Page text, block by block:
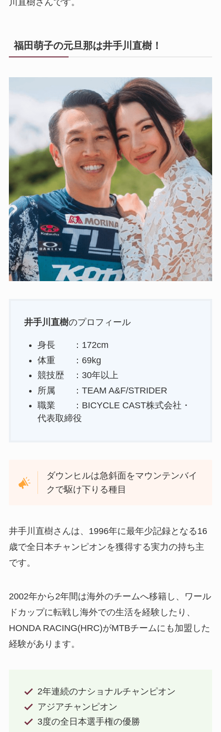
川直樹さんです。
福田萌子の元旦那は井手川直樹！
井手川直樹のプロフィール
身長 ：172cm
体重 ：69kg
競技歴 ：30年以上
所属 ：TEAM A&F/STRIDER
職業 ：BICYCLE CAST株式会社・
代表取締役
ダウンヒルは急斜面をマウンテンバイ
クで駆け下りる種目
井手川直樹さんは、1996年に最年少記録となる16
歳で全日本チャンピオンを獲得する実力の持ち主
です。
2002年から2年間は海外のチームへ移籍し、ワール
ドカップに転戦し海外での生活を経験したり、
HONDA RACING(HRC)がMTBチームにも加盟した
経験があります。
2年連続のナショナルチャンピオン
アジアチャンピオン
3度の全日本選手権の優勝